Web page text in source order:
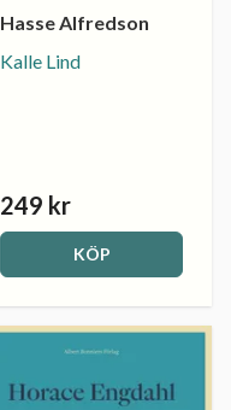
Hasse Alfredson
Kalle Lind
249 kr
KÖP